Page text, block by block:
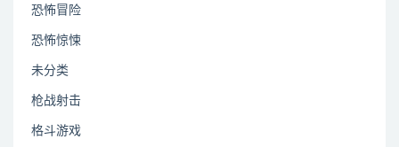
恐怖冒险
恐怖惊悚
未分类
枪战射击
格斗游戏